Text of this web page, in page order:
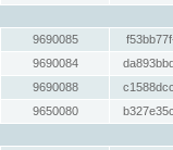
9690085
9690084
9690088
9650080